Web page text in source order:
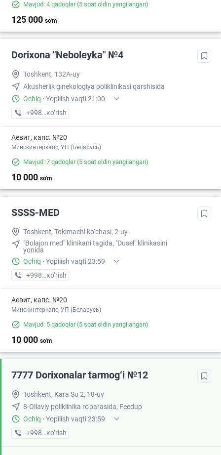
Mavjud: 4 qadoqlar(5 soat oldin yangilangan)
125 000 so'm
Dorixona "Neboleyka" №4
Toshkent, 132A-uy
Akusherlik ginekologiya poliklinikasi qarshisida
Ochiq · Yopilish vaqti 21:00
+998 (71) XXX-XX-XX
кo’rish
Аевит, капс. №20
Минскинтеркапс, УП (Беларусь)
Mavjud: 7 qadoqlar(5 soat oldin yangilangan)
10 000 so'm
SSSS-MED
Toshkent, Tokimachi ko‘chasi, 2-uy
"Bolajon med" klinikani tagida, "Dusel" klinikasini
yonida
Ochiq · Yopilish vaqti 23:59
+998 (95) XXX-XX-XX
кo’rish
Аевит, капс. №20
Минскинтеркапс, УП (Беларусь)
Mavjud: 5 qadoqlar(5 soat oldin yangilangan)
10 000 so'm
7777 Dorixonalar tarmog‘i №12
Toshkent, Kara Su 2, 18-uy
8-Oilaviy poliklinika ro'parasida, Feedup
Ochiq · Yopilish vaqti 23:59
+998 (77) XXX-XX-XX
кo’rish